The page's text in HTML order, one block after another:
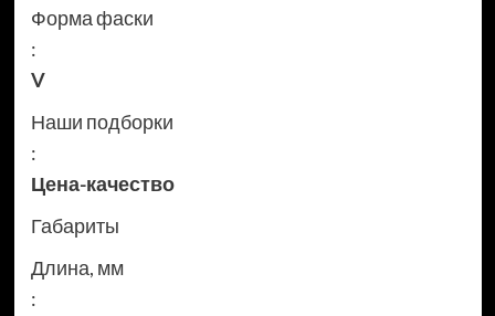
Форма фаски
:
V
Наши подборки
:
Цена-качество
Габариты
Длина, мм
: